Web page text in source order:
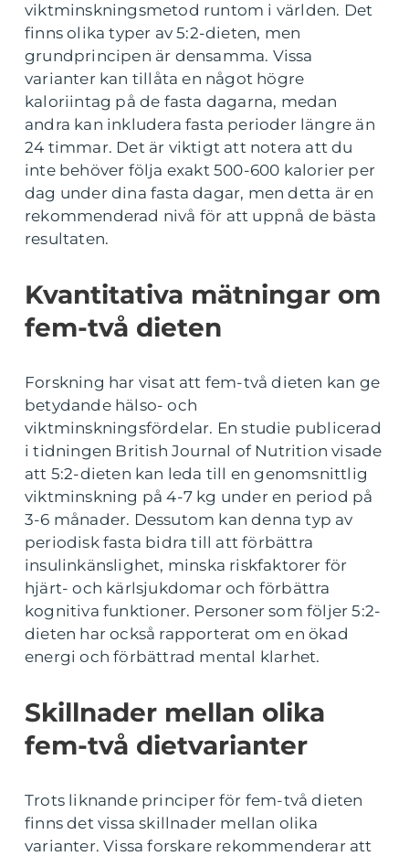
viktminskningsmetod runtom i världen. Det
finns olika typer av 5:2-dieten, men
grundprincipen är densamma. Vissa
varianter kan tillåta en något högre
kaloriintag på de fasta dagarna, medan
andra kan inkludera fasta perioder längre än
24 timmar. Det är viktigt att notera att du
inte behöver följa exakt 500-600 kalorier per
dag under dina fasta dagar, men detta är en
rekommenderad nivå för att uppnå de bästa
resultaten.
Kvantitativa mätningar om
fem-två dieten
Forskning har visat att fem-två dieten kan ge
betydande hälso- och
viktminskningsfördelar. En studie publicerad
i tidningen British Journal of Nutrition visade
att 5:2-dieten kan leda till en genomsnittlig
viktminskning på 4-7 kg under en period på
3-6 månader. Dessutom kan denna typ av
periodisk fasta bidra till att förbättra
insulinkänslighet, minska riskfaktorer för
hjärt- och kärlsjukdomar och förbättra
kognitiva funktioner. Personer som följer 5:2-
dieten har också rapporterat om en ökad
energi och förbättrad mental klarhet.
Skillnader mellan olika
fem-två dietvarianter
Trots liknande principer för fem-två dieten
finns det vissa skillnader mellan olika
varianter. Vissa forskare rekommenderar att